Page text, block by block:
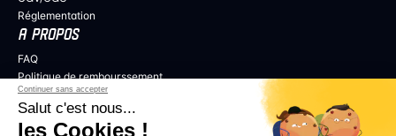
Continuer sans accepter
Salut c'est nous...
les Cookies !
Réglementation
A PROPOS
FAQ
Politique de rembourssement
Politique de confidentialité
COLLABORER